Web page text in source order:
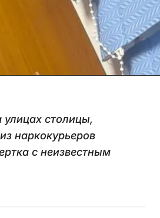
улицах столицы,
наркокурьеров
с неизвестным